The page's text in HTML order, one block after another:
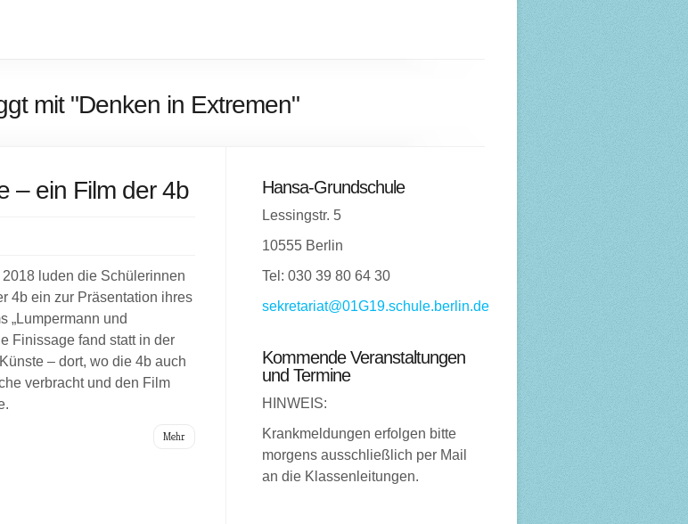
mit "Denken in Extremen"
– ein Film der 4b
luden die Schülerinnen
4b ein zur Präsentation ihres
„Lumpermann und
Finissage fand statt in der
– dort, wo die 4b auch
verbracht und den Film
Mehr
Hansa-Grundschule
Lessingstr. 5
10555 Berlin
Tel: 030 39 80 64 30
sekretariat@01G19.schule.berlin.de
Kommende Veranstaltungen
und Termine
HINWEIS:
Krankmeldungen erfolgen bitte
morgens ausschließlich per Mail
an die Klassenleitungen.